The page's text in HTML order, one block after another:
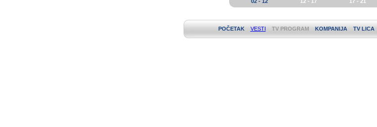
POČETAK VESTI TV PROGRAM KOMPANIJA TV LICA